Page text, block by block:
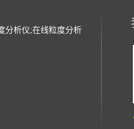
分析仪;在线粒度分析